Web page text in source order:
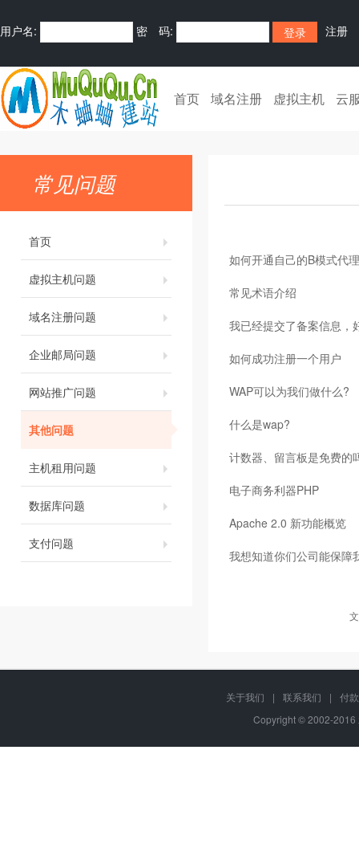
用户名: 密 码: 注册
首页 域名注册 虚拟主机 云
常见问题
首页
虚拟主机问题
域名注册问题
企业邮局问题
网站推广问题
其他问题
主机租用问题
数据库问题
支付问题
如何开通自己的B模式代
常见术语介绍
我已经提交了备案信息，
如何成功注册一个用户
WAP可以为我们做什么?
什么是wap?
计数器、留言板是免费的
电子商务利器PHP
Apache 2.0 新功能概览
我想知道你们公司能保障
关于我们 | 联系我们 |
付
Copyright © 2002-